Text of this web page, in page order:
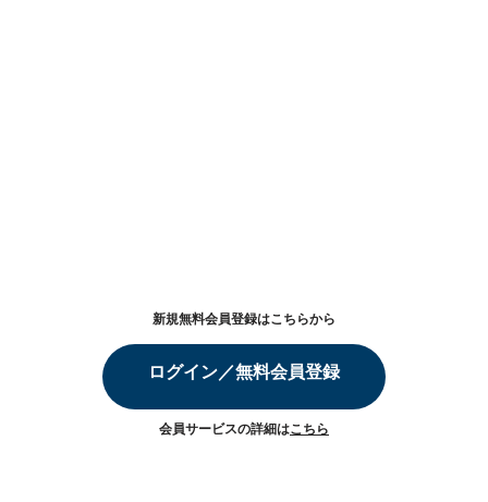
新規無料会員登録はこちらから
ログイン／無料会員登録
会員サービスの詳細はこちら